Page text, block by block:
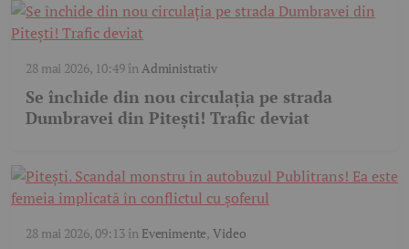
28 mai 2026, 10:49înAdministrativ
Se închide din nou circulația pe strada
Dumbravei din Pitești! Trafic deviat
28 mai 2026, 09:13în Evenimente,Video